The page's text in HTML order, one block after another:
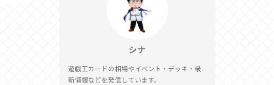
シナ
遊戯王カードの相場やイベント・デッキ・最
新情報などを発信しています。